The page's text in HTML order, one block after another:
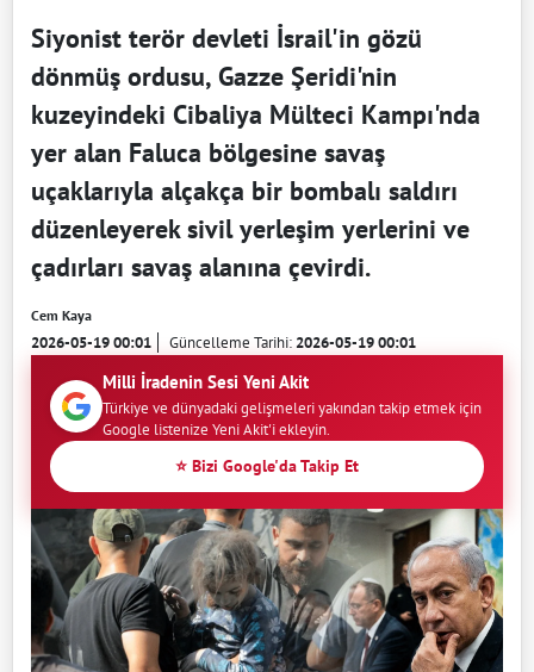
Siyonist terör devleti İsrail'in gözü
dönmüş ordusu, Gazze Şeridi'nin
kuzeyindeki Cibaliya Mülteci Kampı'nda
yer alan Faluca bölgesine savaş
uçaklarıyla alçakça bir bombalı saldırı
düzenleyerek sivil yerleşim yerlerini ve
çadırları savaş alanına çevirdi.
Cem Kaya
2026-05-19 00:01 Güncelleme Tarihi:2026-05-19 00:01
Milli İradenin Sesi Yeni Akit
Türkiye ve dünyadaki gelişmeleri yakından takip etmek için
Google listenize Yeni Akit'i ekleyin.
⭐ Bizi Google'da Takip Et